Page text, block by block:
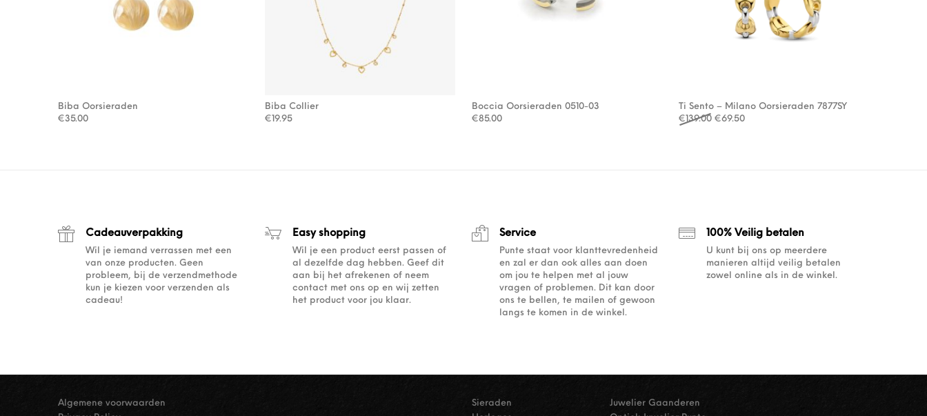
Biba Oorsieraden
€35.00
Biba Collier
€19.95
Boccia Oorsieraden 0510-03
€85.00
Ti Sento – Milano Oorsieraden 7877SY
€139.00 Oorspronkelijke prijs was: €139.00.
€69.50Huidige prijs is: €69.50.
Cadeauverpakking
Wil je iemand verrassen met een
van onze producten. Geen
probleem, bij de verzendmethode
kun je kiezen voor verzenden als
cadeau!
Easy shopping
Wil je een product eerst passen of
al dezelfde dag hebben. Geef dit
aan bij het afrekenen of neem
contact met ons op en wij zetten
het product voor jou klaar.
Service
Punte staat voor klanttevredenheid
en zal er dan ook alles aan doen
om jou te helpen met al jouw
vragen of problemen. Dit kan door
ons te bellen, te mailen of gewoon
langs te komen in de winkel.
100% Veilig betalen
U kunt bij ons op meerdere
manieren altijd veilig betalen
zowel online als in de winkel.
Algemene voorwaarden
Sieraden
Juwelier Gaanderen